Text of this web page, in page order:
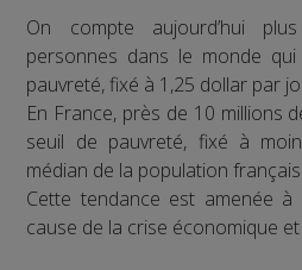
On compte aujourd’hui
personnes dans le monde
pauvreté, fixé à 1,25 dollar par
En France, près de 10 millions
seuil de pauvreté, fixé à
médian de la population
Cette tendance est amenée
cause de la crise économique